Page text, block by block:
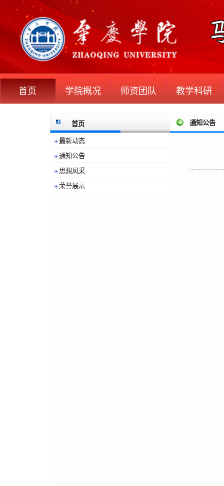
首页 学院概况 师资团队 教学科研
首页
最新动态
通知公告
思想风采
荣誉展示
通知公告